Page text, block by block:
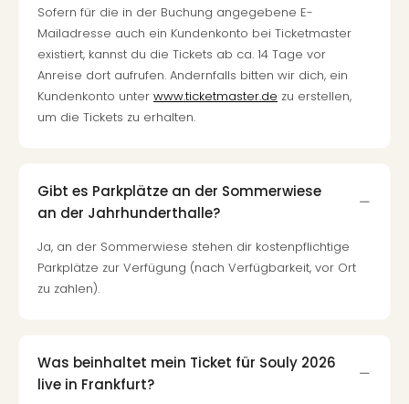
Sofern für die in der Buchung angegebene E-
Mailadresse auch ein Kundenkonto bei Ticketmaster
existiert, kannst du die Tickets ab ca. 14 Tage vor
Anreise dort aufrufen. Andernfalls bitten wir dich, ein
Kundenkonto unter www.ticketmaster.de zu erstellen,
um die Tickets zu erhalten.
Gibt es Parkplätze an der Sommerwiese
an der Jahrhunderthalle?
Ja, an der Sommerwiese stehen dir kostenpflichtige
Parkplätze zur Verfügung (nach Verfügbarkeit, vor Ort
zu zahlen).
Was beinhaltet mein Ticket für Souly 2026
live in Frankfurt?